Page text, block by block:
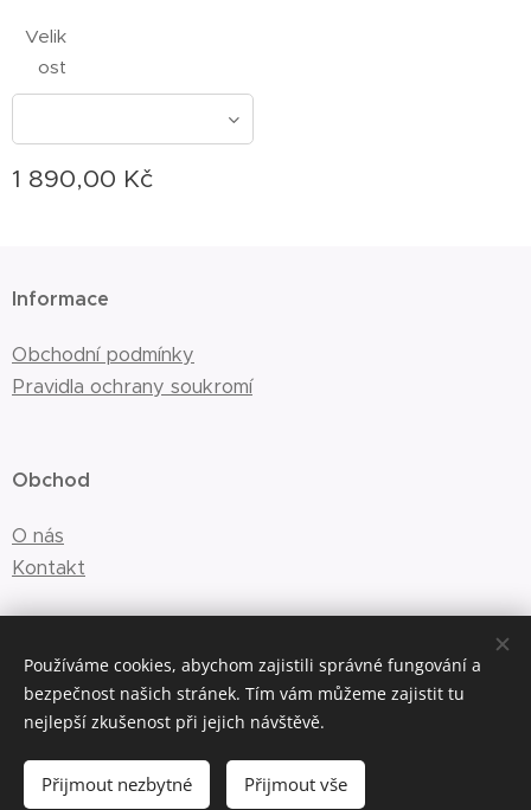
Velik
ost
1 890,00 Kč
Informace
Obchodní podmínky
Pravidla ochrany soukromí
Obchod
O nás
Kontakt
E-mail:info@saskyn.cz
Cookies
Používáme cookies, abychom zajistili správné fungování a
bezpečnost našich stránek. Tím vám můžeme zajistit tu
nejlepší zkušenost při jejich návštěvě.
Přijmout nezbytné Přijmout vše